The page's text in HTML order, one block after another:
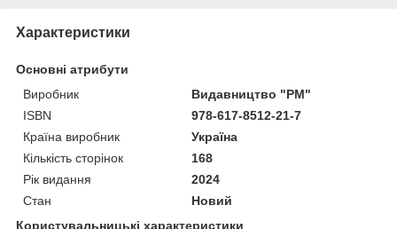
Характеристики
Основні атрибути
Виробник
Видавництво "РМ"
ISBN
978-617-8512-21-7
Країна виробник
Україна
Кількість сторінок
168
Рік видання
2024
Стан
Новий
Користувальницькі характеристики